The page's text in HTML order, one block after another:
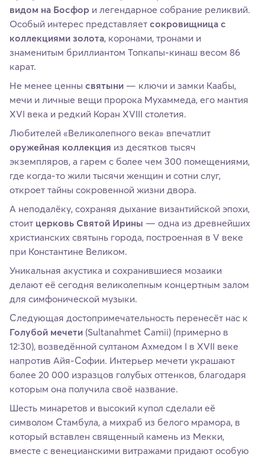
видом на Босфор и легендарное собрание реликвий.
Особый интерес представляет сокровищница с
коллекциями золота, коронами, тронами и
знаменитым бриллиантом Топкапы-кинаш весом 86
карат.
Не менее ценны святыни — ключи и замки Каабы,
мечи и личные вещи пророка Мухаммеда, его мантия
XVI века и редкий Коран XVIII столетия.
Любителей «Великолепного века» впечатлит
оружейная коллекция из десятков тысяч
экземпляров, а гарем с более чем 300 помещениями,
где когда-то жили тысячи женщин и сотни слуг,
откроет тайны сокровенной жизни двора.
А неподалёку, сохраняя дыхание византийской эпохи,
стоит церковь Святой Ирины — одна из древнейших
христианских святынь города, построенная в V веке
при Константине Великом.
Уникальная акустика и сохранившиеся мозаики
делают её сегодня великолепным концертным залом
для симфонической музыки.
Следующая достопримечательность перенесёт нас к
Голубой мечети (Sultanahmet Camii) (примерно в
12:30), возведённой султаном Ахмедом I в XVII веке
напротив Айя-Софии. Интерьер мечети украшают
более 20 000 изразцов голубых оттенков, благодаря
которым она получила своё название.
Шесть минаретов и высокий купол сделали её
символом Стамбула, а михраб из белого мрамора, в
который вставлен священный камень из Мекки,
вместе с венецианскими витражами придают особую